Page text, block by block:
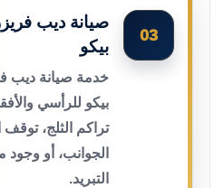
03
صيانة ديب
بيكو
خدمة صيانة ديب
بيكو للرأسي
تراكم الثلج،
الجوانب، أو
التبريد.